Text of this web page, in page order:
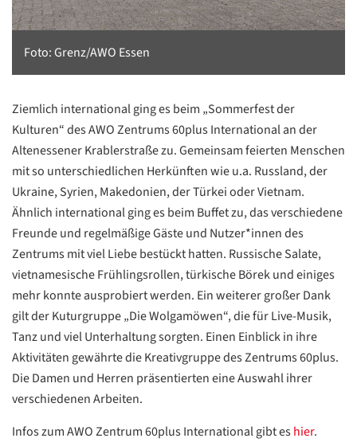
Foto: Grenz/AWO Essen
Ziemlich international ging es beim „Sommerfest der
Kulturen“ des AWO Zentrums 60plus International an der
Altenessener Krablerstraße zu. Gemeinsam feierten Menschen
mit so unterschiedlichen Herkünften wie u.a. Russland, der
Ukraine, Syrien, Makedonien, der Türkei oder Vietnam.
Ähnlich international ging es beim Buffet zu, das verschiedene
Freunde und regelmäßige Gäste und Nutzer*innen des
Zentrums mit viel Liebe bestückt hatten. Russische Salate,
vietnamesische Frühlingsrollen, türkische Börek und einiges
mehr konnte ausprobiert werden. Ein weiterer großer Dank
gilt der Kuturgruppe „Die Wolgamöwen“, die für Live-Musik,
Tanz und viel Unterhaltung sorgten. Einen Einblick in ihre
Aktivitäten gewährte die Kreativgruppe des Zentrums 60plus.
Die Damen und Herren präsentierten eine Auswahl ihrer
verschiedenen Arbeiten.
Infos zum AWO Zentrum 60plus International gibt eshier.